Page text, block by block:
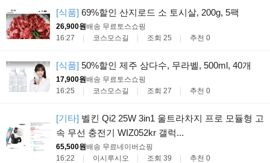
[식품] 69%할인 산지로드 소 토시살, 200g, 5팩
26,900원배송 무료토스쇼핑
16:27
코스모스길 조회 25 추천 0
[식품] 50%할인 제주 삼다수, 무라벨, 500ml, 40개
17,900원배송 무료토스쇼핑
16:25
코스모스길 조회 27 추천 0
[기타] 벨킨 Qi2 25W 3in1 울트라차지 프로 모듈형 고
속 무선 충전기 WIZ052kr 갤럭...
65,500원배송 무료네이버쇼핑
16:22
이시루시오 조회 39 추천 0